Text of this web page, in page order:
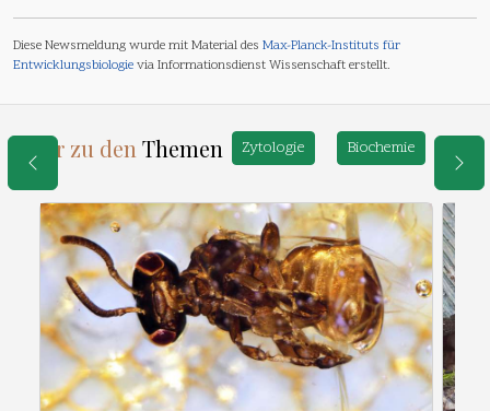
Diese Newsmeldung wurde mit Material des Max-Planck-Instituts für
Entwicklungsbiologievia Informationsdienst Wissenschaft erstellt.
Mehr zu den Themen Zytologie Biochemie